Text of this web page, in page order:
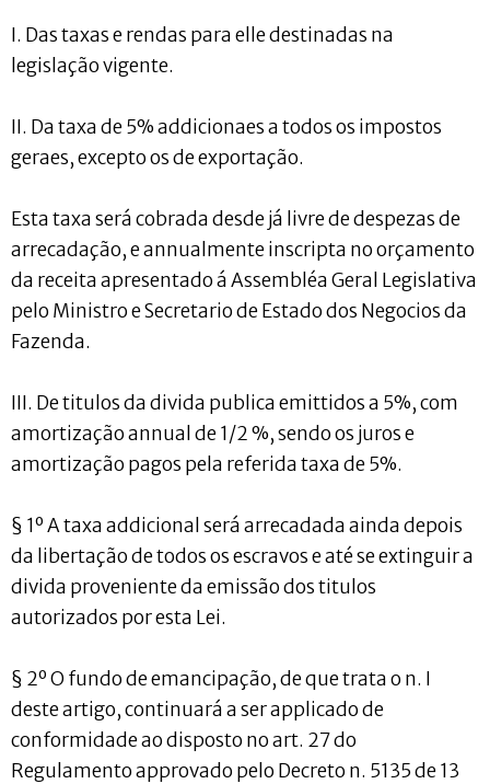
I. Das taxas e rendas para elle destinadas na
legislação vigente.
II. Da taxa de 5% addicionaes a todos os impostos
geraes, excepto os de exportação.
Esta taxa será cobrada desde já livre de despezas de
arrecadação, e annualmente inscripta no orçamento
da receita apresentado á Assembléa Geral Legislativa
pelo Ministro e Secretario de Estado dos Negocios da
Fazenda.
III. De titulos da divida publica emittidos a 5%, com
amortização annual de 1/2 %, sendo os juros e
amortização pagos pela referida taxa de 5%.
§ 1º A taxa addicional será arrecadada ainda depois
da libertação de todos os escravos e até se extinguir a
divida proveniente da emissão dos titulos
autorizados por esta Lei.
§ 2º O fundo de emancipação, de que trata o n. I
deste artigo, continuará a ser applicado de
conformidade ao disposto no art. 27 do
Regulamento approvado pelo Decreto n. 5135 de 13